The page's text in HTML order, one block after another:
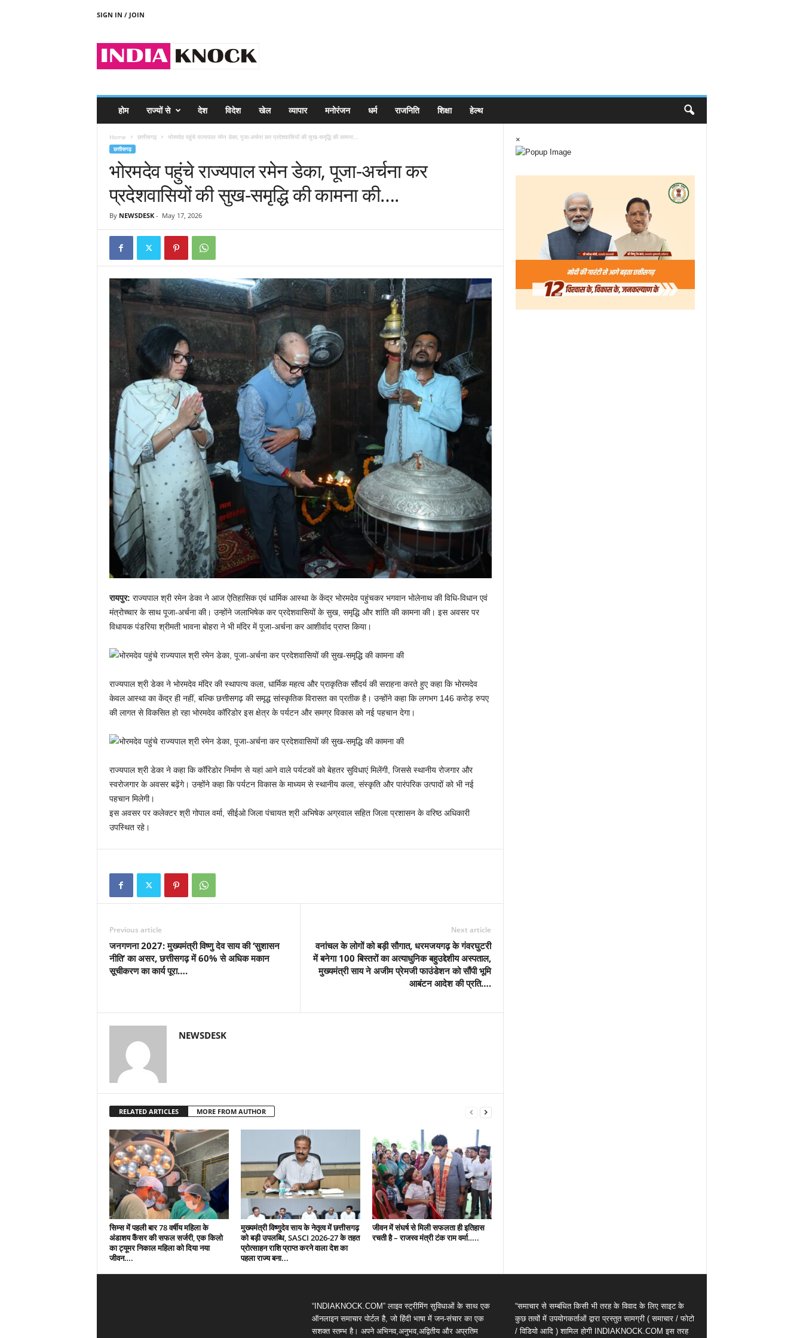
SIGN IN / JOIN
होम राज्यों से देश विदेश खेल व्यापार मनोरंजन धर्म राजनिति शिक्षा हेल्थ
Home छत्तीसगढ़ भोरमदेव पहुंचे राज्यपाल रमेन डेका, पूजा-अर्चना कर प्रदेशवासियों की सुख-समृद्धि की कामना...
छत्तीसगढ़
भोरमदेव पहुंचे राज्यपाल रमेन डेका, पूजा-अर्चना कर
प्रदेशवासियों की सुख-समृद्धि की कामना की….
By NEWSDESK- May 17, 2026
रायपुर: राज्यपाल श्री रमेन डेका ने आज ऐतिहासिक एवं धार्मिक आस्था के केंद्र भोरमदेव पहुंचकर भगवान भोलेनाथ की विधि-विधान एवं
मंत्रोच्चार के साथ पूजा-अर्चना की। उन्होंने जलाभिषेक कर प्रदेशवासियों के सुख, समृद्धि और शांति की कामना की। इस अवसर पर
विधायक पंडरिया श्रीमती भावना बोहरा ने भी मंदिर में पूजा-अर्चना कर आशीर्वाद प्राप्त किया।
राज्यपाल श्री डेका ने भोरमदेव मंदिर की स्थापत्य कला, धार्मिक महत्व और प्राकृतिक सौंदर्य की सराहना करते हुए कहा कि भोरमदेव
केवल आस्था का केंद्र ही नहीं, बल्कि छत्तीसगढ़ की समृद्ध सांस्कृतिक विरासत का प्रतीक है। उन्होंने कहा कि लगभग 146 करोड़ रुपए
की लागत से विकसित हो रहा भोरमदेव कॉरिडोर इस क्षेत्र के पर्यटन और समग्र विकास को नई पहचान देगा।
राज्यपाल श्री डेका ने कहा कि कॉरिडोर निर्माण से यहां आने वाले पर्यटकों को बेहतर सुविधाएं मिलेंगी, जिससे स्थानीय रोजगार और
स्वरोजगार के अवसर बढ़ेंगे। उन्होंने कहा कि पर्यटन विकास के माध्यम से स्थानीय कला, संस्कृति और पारंपरिक उत्पादों को भी नई
पहचान मिलेगी।
इस अवसर पर कलेक्टर श्री गोपाल वर्मा, सीईओ जिला पंचायत श्री अभिषेक अग्रवाल सहित जिला प्रशासन के वरिष्ठ अधिकारी
उपस्थित रहे।
Previous article
जनगणना 2027: मुख्यमंत्री विष्णु देव साय की ‘सुशासन
नीति’ का असर, ​छत्तीसगढ़ में 60% से अधिक मकान
सूचीकरण का कार्य पूरा….
Next article
वनांचल के लोगों को बड़ी सौगात, धरमजयगढ़ के गंवरघुटरी
में बनेगा 100 बिस्तरों का अत्याधुनिक बहुउद्देशीय अस्पताल,
मुख्यमंत्री साय ने अजीम प्रेमजी फाउंडेशन को सौंपी भूमि
आबंटन आदेश की प्रति….
NEWSDESK
RELATED ARTICLES MORE FROM AUTHOR
सिम्स में पहली बार 78 वर्षीय महिला के
अंडाशय कैंसर की सफल सर्जरी, एक किलो
का ट्यूमर निकाल महिला को दिया नया
जीवन….
मुख्यमंत्री विष्णुदेव साय के नेतृत्व में छत्तीसगढ़
को बड़ी उपलब्धि, SASCI 2026-27 के तहत
प्रोत्साहन राशि प्राप्त करने वाला देश का
पहला राज्य बना...
जीवन में संघर्ष से मिली सफलता ही इतिहास
रचती है – राजस्व मंत्री टंक राम वर्मा…..
×
“INDIAKNOCK.COM” लाइव स्ट्रीमिंग सुविधाओं के साथ एक
ऑनलाइन समाचार पोर्टल है, जो हिंदी भाषा में जन-संचार का एक
सशक्त स्तम्भ है। अपने अभिनव,अनुभव,अद्वितीय और अप्रतिम
“समाचार से सम्बंधित किसी भी तरह के विवाद के लिए साइट के
कुछ तत्वों में उपयोगकर्ताओं द्वारा प्रस्तुत सामग्री ( समाचार / फोटो
/ विडियो आदि ) शामिल होगी INDIAKNOCK.COM इस तरह